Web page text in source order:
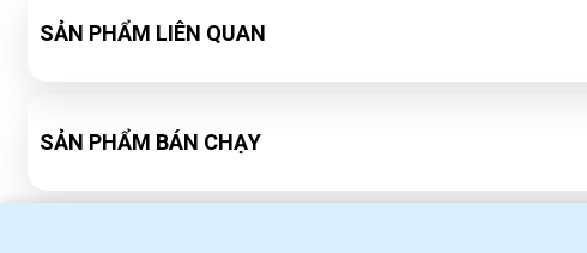
SẢN PHẨM LIÊN QUAN
SẢN PHẨM BÁN CHẠY